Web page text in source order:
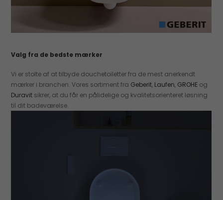
Valg fra de bedste mærker
Vi er stolte af at tilbyde douchetoiletter fra de mest anerkendt
mærker i branchen. Vores sortiment fra Geberit, Laufen, GROHE og
Duravit sikrer, at du får en pålidelige og kvalitetsorienteret løsning
til dit badeværelse.